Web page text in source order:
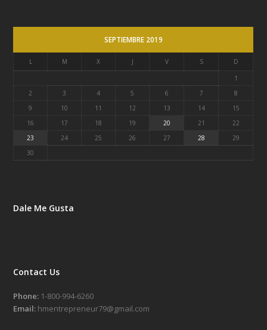
SEPTIEMBRE 2019
L M X J V S
D
1
2
3 4 5 6 7
8
9
10 11 12 13 14
15
16
17 18 19 20 21
22
23
24 25 26 27 28
29
30
Dale Me Gusta
Contact Us
Phone: 1-800-994-6260
Email: hmentrepreneur79@gmail.com